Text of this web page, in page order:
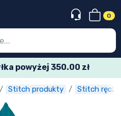
0
powyżej 350.00 zł
Stitch produkty Stitch
Rejestracja